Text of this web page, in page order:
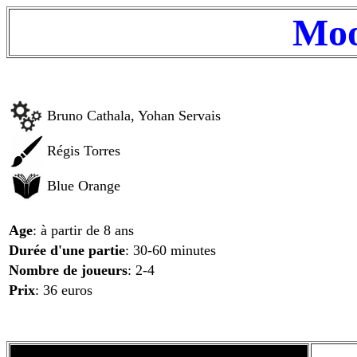
Bruno Cathala, Yohan Servais
Régis Torres
Blue Orange
Age: à partir de 8 ans
Durée d'une partie: 30-60 minutes
Nombre de joueurs: 2-4
Prix: 36 euros